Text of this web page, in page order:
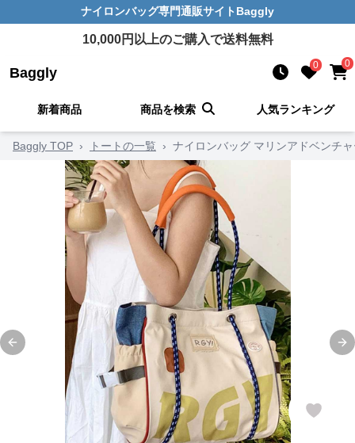
ナイロンバッグ専門通販サイト Baggly
10,000円以上のご購入で送料無料
Baggly 0 0
新着商品 商品を検索 人気ランキング
Baggly TOP › トートの一覧 › ナイロンバッグ マリンアドベンチ
Previous slide